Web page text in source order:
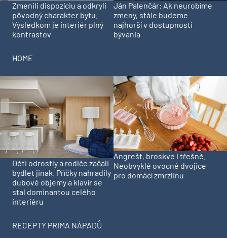
Zmenili dispozíciu a odkryli
pôvodný charakter bytu.
Výsledkom je interiér plný
kontrastov
Ján Palenčár: Ak neurobíme
zmeny, stále budeme
najhorší v dostupnosti
bývania
HOME
Děti odrostly a rodiče začali
bydlet jinak. Příčky nahradily
dubové objemy a klavír se
stal dominantou celého
interiéru
Angrešt, broskve i třešně.
Neobvyklé ovocné dvojice
pro domácí zmrzlinu
RECEPTY PRIMA NÁPADŮ